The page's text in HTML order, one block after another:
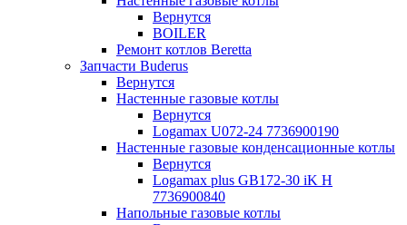
Вернутся
BOILER
Ремонт котлов Beretta
Запчасти Buderus
Вернутся
Настенные газовые котлы
Вернутся
Logamax U072-24 7736900190
Настенные газовые конденсационные котлы
Вернутся
Logamax plus GB172-30 iK H
7736900840
Напольные газовые котлы